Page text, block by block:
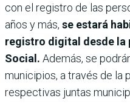
con el registro de las
años y más, se estará
registro digital desde la
Social. Además, se
municipios, a través de la
respectivas juntas